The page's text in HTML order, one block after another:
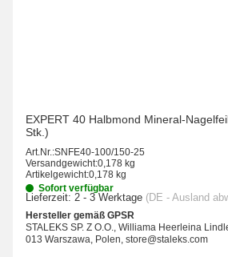
EXPERT 40 Halbmond Mineral-
Stk.)
Art.Nr.:SNFE40-100/150-25
Versandgewicht:0,178 kg
Artikelgewicht:0,178 kg
Sofort verfügbar
Lieferzeit: 2 - 3 Werktage (DE - Ausland
Hersteller gemäß GPSR
STALEKS SP. Z O.O., Williama Heerleina
013 Warszawa, Polen, store@staleks.com